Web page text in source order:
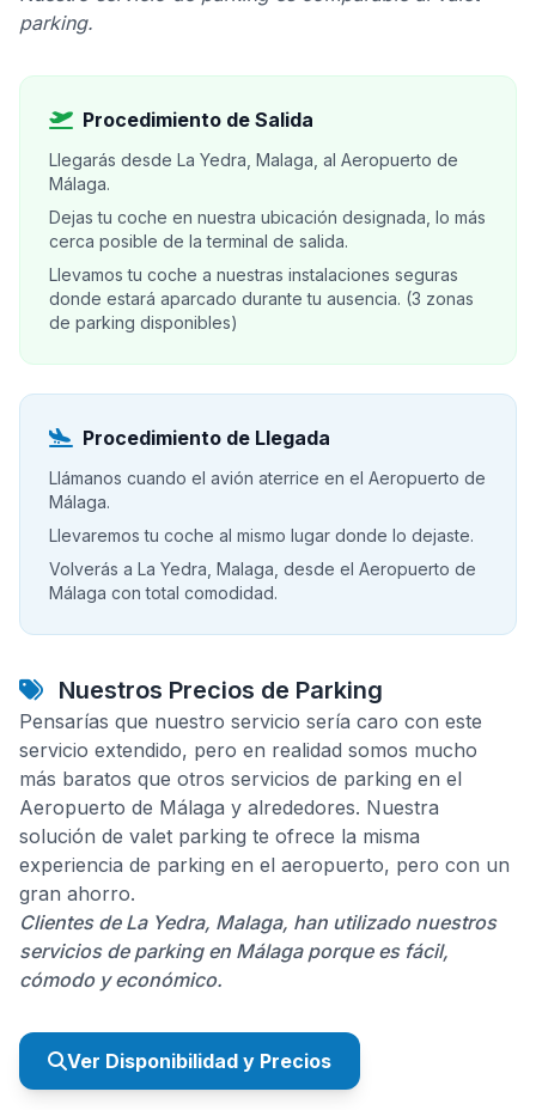
parking.
Procedimiento de Salida
Llegarás desde La Yedra, Malaga, al Aeropuerto de
Málaga.
Dejas tu coche en nuestra ubicación designada, lo más
cerca posible de la terminal de salida.
Llevamos tu coche a nuestras instalaciones seguras
donde estará aparcado durante tu ausencia. (3 zonas
de parking disponibles)
Procedimiento de Llegada
Llámanos cuando el avión aterrice en el Aeropuerto de
Málaga.
Llevaremos tu coche al mismo lugar donde lo dejaste.
Volverás a La Yedra, Malaga, desde el Aeropuerto de
Málaga con total comodidad.
Nuestros Precios de Parking
Pensarías que nuestro servicio sería caro con este
servicio extendido, pero en realidad somos mucho
más baratos que otros servicios de parking en el
Aeropuerto de Málaga y alrededores. Nuestra
solución de valet parking te ofrece la misma
experiencia de parking en el aeropuerto, pero con un
gran ahorro.
Clientes de La Yedra, Malaga, han utilizado nuestros
servicios de parking en Málaga porque es fácil,
cómodo y económico.
Ver Disponibilidad y Precios